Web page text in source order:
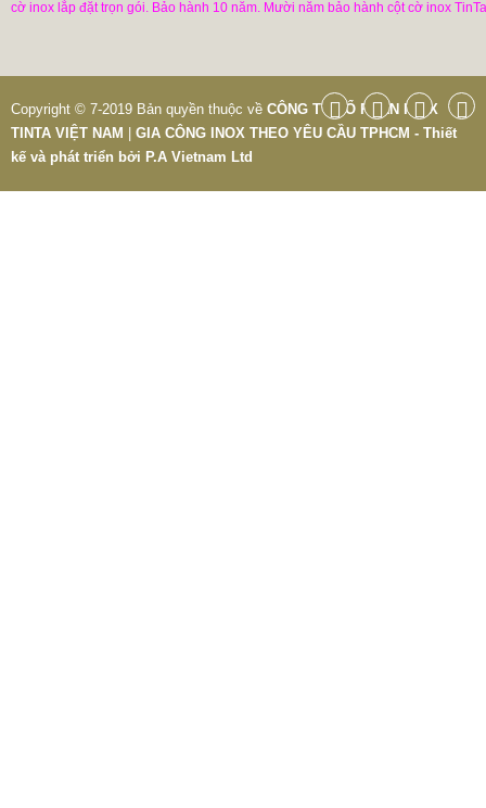
cờ inox lắp đặt trọn gói. Bảo hành 10 năm. Mười năm bảo hành cột cờ inox
Copyright © 7-2019 Bản quyền thuộc về CÔNG TY CỔ PHẦN INOX
TINTA VIỆT NAM
GIA CÔNG INOX THEO YÊU CẦU TPHCM - Thiết
kế và phát triển bởi P.A Vietnam Ltd